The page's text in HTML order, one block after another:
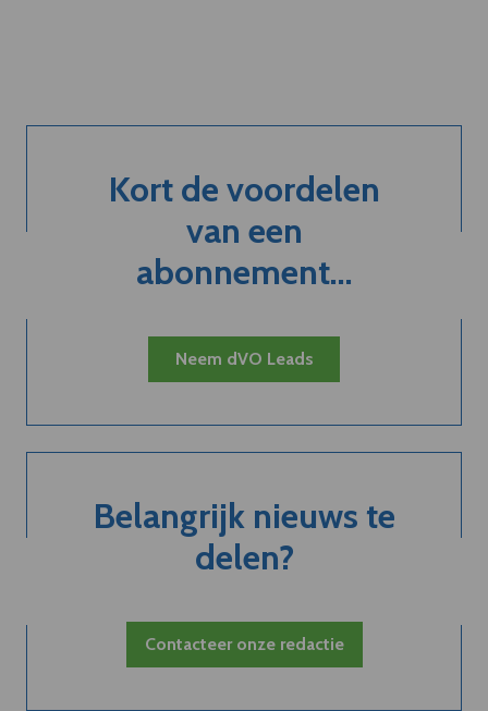
Kort de voordelen
van een
abonnement...
Neem dVO Leads
Belangrijk nieuws te
delen?
Contacteer onze redactie